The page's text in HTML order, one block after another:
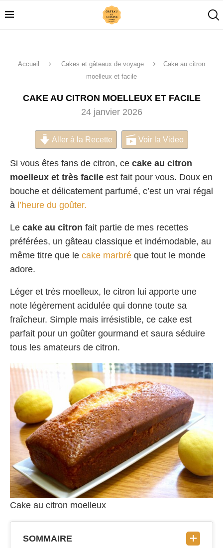
Accueil Cakes et gâteaux de voyage
Cake au citron
moelleux et facile
CAKE AU CITRON MOELLEUX ET FACILE
24 janvier 2026
Aller à la Recette Voir la Video
Si vous êtes fans de citron, ce cake au citron
moelleux et très facile est fait pour vous. Doux en
bouche et délicatement parfumé, c’est un vrai régal
à l’heure du goûter.
Le cake au citron fait partie de mes recettes
préférées, un gâteau classique et indémodable, au
même titre que le cake marbré que tout le monde
adore.
Léger et très moelleux, le citron lui apporte une
note légèrement acidulée qui donne toute sa
fraîcheur. Simple mais irrésistible, ce cake est
parfait pour un goûter gourmand et saura séduire
tous les amateurs de citron.
Cake au citron moelleux
SOMMAIRE